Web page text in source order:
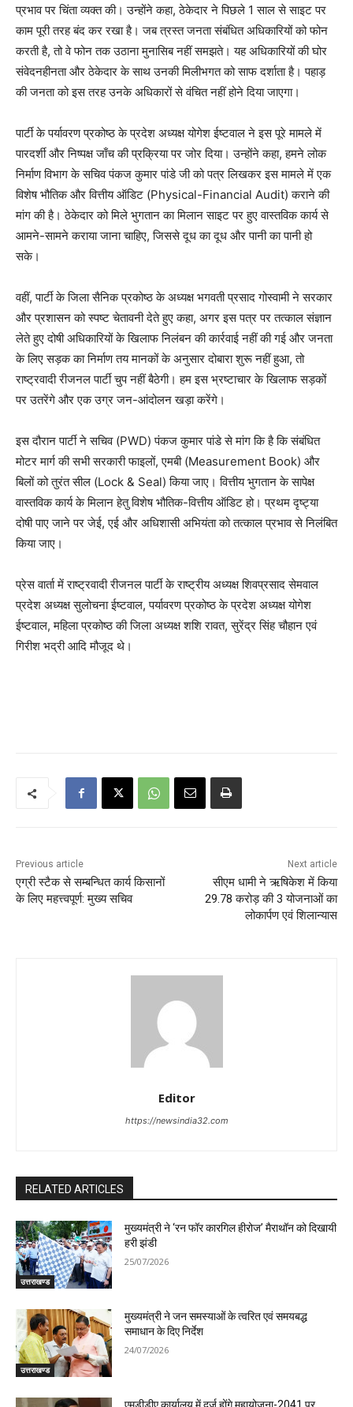
प्रभाव पर चिंता व्यक्त की। उन्होंने कहा, ठेकेदार ने पिछले 1 साल से साइट पर
काम पूरी तरह बंद कर रखा है। जब त्रस्त जनता संबंधित अधिकारियों को फोन
करती है, तो वे फोन तक उठाना मुनासिब नहीं समझते। यह अधिकारियों की घोर
संवेदनहीनता और ठेकेदार के साथ उनकी मिलीभगत को साफ दर्शाता है। पहाड़
की जनता को इस तरह उनके अधिकारों से वंचित नहीं होने दिया जाएगा।
पार्टी के पर्यावरण प्रकोष्ठ के प्रदेश अध्यक्ष योगेश ईष्टवाल ने इस पूरे मामले में
पारदर्शी और निष्पक्ष जाँच की प्रक्रिया पर जोर दिया। उन्होंने कहा, हमने लोक
निर्माण विभाग के सचिव पंकज कुमार पांडे जी को पत्र लिखकर इस मामले में एक
विशेष भौतिक और वित्तीय ऑडिट (Physical-Financial Audit) कराने की
मांग की है। ठेकेदार को मिले भुगतान का मिलान साइट पर हुए वास्तविक कार्य से
आमने-सामने कराया जाना चाहिए, जिससे दूध का दूध और पानी का पानी हो
सके।
वहीं, पार्टी के जिला सैनिक प्रकोष्ठ के अध्यक्ष भगवती प्रसाद गोस्वामी ने सरकार
और प्रशासन को स्पष्ट चेतावनी देते हुए कहा, अगर इस पत्र पर तत्काल संज्ञान
लेते हुए दोषी अधिकारियों के खिलाफ निलंबन की कार्रवाई नहीं की गई और जनता
के लिए सड़क का निर्माण तय मानकों के अनुसार दोबारा शुरू नहीं हुआ, तो
राष्ट्रवादी रीजनल पार्टी चुप नहीं बैठेगी। हम इस भ्रष्टाचार के खिलाफ सड़कों
पर उतरेंगे और एक उग्र जन-आंदोलन खड़ा करेंगे।
इस दौरान पार्टी ने सचिव (PWD) पंकज कुमार पांडे से मांग कि है कि संबंधित
मोटर मार्ग की सभी सरकारी फाइलों, एमबी (Measurement Book) और
बिलों को तुरंत सील (Lock & Seal) किया जाए। वित्तीय भुगतान के सापेक्ष
वास्तविक कार्य के मिलान हेतु विशेष भौतिक-वित्तीय ऑडिट हो। प्रथम दृष्ट्या
दोषी पाए जाने पर जेई, एई और अधिशासी अभियंता को तत्काल प्रभाव से निलंबित
किया जाए।
प्रेस वार्ता में राष्ट्रवादी रीजनल पार्टी के राष्ट्रीय अध्यक्ष शिवप्रसाद सेमवाल
प्रदेश अध्यक्ष सुलोचना ईष्टवाल, पर्यावरण प्रकोष्ठ के प्रदेश अध्यक्ष योगेश
ईष्टवाल, महिला प्रकोष्ठ की जिला अध्यक्ष शशि रावत, सुरेंद्र सिंह चौहान एवं
गिरीश भद्री आदि मौजूद थे।
Previous article
एग्री स्टैक से सम्बन्धित कार्य किसानों
के लिए महत्त्वपूर्ण: मुख्य सचिव
Next article
सीएम धामी ने ऋषिकेश में किया
29.78 करोड़ की 3 योजनाओं का
लोकार्पण एवं शिलान्यास
Editor
https://newsindia32.com
RELATED ARTICLES
उत्तराखण्ड
मुख्यमंत्री ने ‘रन फॉर कारगिल हीरोज’ मैराथॉन को दिखायी
हरी झंडी
25/07/2026
उत्तराखण्ड
मुख्यमंत्री ने जन समस्याओं के त्वरित एवं समयबद्ध
समाधान के दिए निर्देश
24/07/2026
एमडीडीए कार्यालय में दर्ज होंगे महायोजना-2041 पर